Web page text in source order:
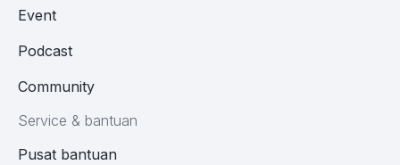
Event
Podcast
Community
Service & bantuan
Pusat bantuan